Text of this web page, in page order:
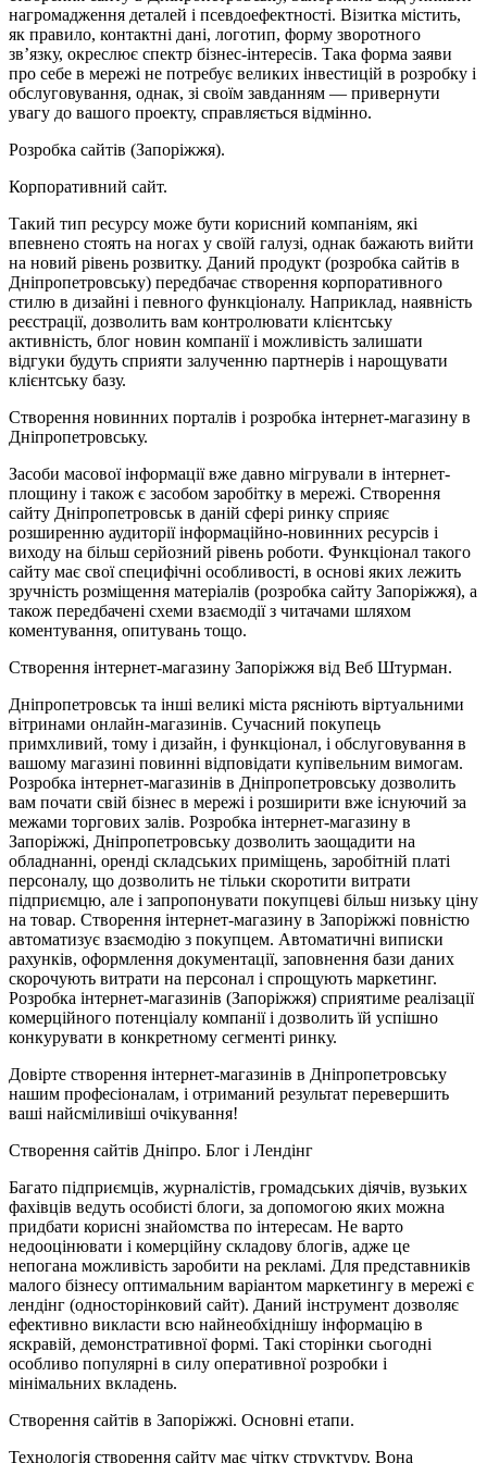
нагромадження деталей і псевдоефектності. Візитка містить,
як правило, контактні дані, логотип, форму зворотного
зв’язку, окреслює спектр бізнес-інтересів. Така форма заяви
про себе в мережі не потребує великих інвестицій в розробку і
обслуговування, однак, зі своїм завданням — привернути
увагу до вашого проекту, справляється відмінно.
Розробка сайтів (Запоріжжя).
Корпоративний сайт.
Такий тип ресурсу може бути корисний компаніям, які
впевнено стоять на ногах у своїй галузі, однак бажають вийти
на новий рівень розвитку. Даний продукт (розробка сайтів в
Дніпропетровську) передбачає створення корпоративного
стилю в дизайні і певного функціоналу. Наприклад, наявність
реєстрації, дозволить вам контролювати клієнтську
активність, блог новин компанії і можливість залишати
відгуки будуть сприяти залученню партнерів і нарощувати
клієнтську базу.
Створення новинних порталів і розробка інтернет-магазину в
Дніпропетровську.
Засоби масової інформації вже давно мігрували в інтернет-
площину і також є засобом заробітку в мережі. Створення
сайту Дніпропетровськ в даній сфері ринку сприяє
розширенню аудиторії інформаційно-новинних ресурсів і
виходу на більш серйозний рівень роботи. Функціонал такого
сайту має свої специфічні особливості, в основі яких лежить
зручність розміщення матеріалів (розробка сайту Запоріжжя), а
також передбачені схеми взаємодії з читачами шляхом
коментування, опитувань тощо.
Створення інтернет-магазину Запоріжжя від Веб Штурман.
Дніпропетровськ та інші великі міста рясніють віртуальними
вітринами онлайн-магазинів. Сучасний покупець
примхливий, тому і дизайн, і функціонал, і обслуговування в
вашому магазині повинні відповідати купівельним вимогам.
Розробка інтернет-магазинів в Дніпропетровську дозволить
вам почати свій бізнес в мережі і розширити вже існуючий за
межами торгових залів. Розробка інтернет-магазину в
Запоріжжі, Дніпропетровську дозволить заощадити на
обладнанні, оренді складських приміщень, заробітній платі
персоналу, що дозволить не тільки скоротити витрати
підприємцю, але і запропонувати покупцеві більш низьку ціну
на товар. Створення інтернет-магазину в Запоріжжі повністю
автоматизує взаємодію з покупцем. Автоматичні виписки
рахунків, оформлення документації, заповнення бази даних
скорочують витрати на персонал і спрощують маркетинг.
Розробка інтернет-магазинів (Запоріжжя) сприятиме реалізації
комерційного потенціалу компанії і дозволить їй успішно
конкурувати в конкретному сегменті ринку.
Довірте створення інтернет-магазинів в Дніпропетровську
нашим професіоналам, і отриманий результат перевершить
ваші найсміливіші очікування!
Створення сайтів Дніпро. Блог і Лендінг
Багато підприємців, журналістів, громадських діячів, вузьких
фахівців ведуть особисті блоги, за допомогою яких можна
придбати корисні знайомства по інтересам. Не варто
недооцінювати і комерційну складову блогів, адже це
непогана можливість заробити на рекламі. Для представників
малого бізнесу оптимальним варіантом маркетингу в мережі є
лендінг (односторінковий сайт). Даний інструмент дозволяє
ефективно викласти всю найнеобхіднішу інформацію в
яскравій, демонстративної формі. Такі сторінки сьогодні
особливо популярні в силу оперативної розробки і
мінімальних вкладень.
Створення сайтів в Запоріжжі. Основні етапи.
Технологія створення сайту має чітку структуру. Вона